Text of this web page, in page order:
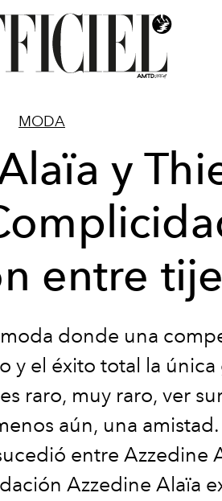
MODA
y
entre
donde una
y el éxito total la única
raro, muy raro, ver
aún, una amistad.
entre Azzedine
Azzedine Alaïa